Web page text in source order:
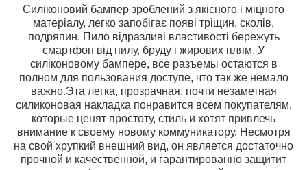
Силіконовий бампер зроблений з якісного і міцного
матеріалу, легко запобігає появі тріщин, сколів,
подряпин. Пило відразливі властивості бережуть
смартфон від пилу, бруду і жирових плям. У
силіконовому бампере, все разъемы остаются в
полном для пользования доступе, что так же немало
важно.Эта легка, прозрачная, почти незаметная
силиконовая накладка понравится всем покупателям,
которые ценят простоту, стиль и хотят привлечь
внимание к своему новому коммуникатору. Несмотря
на свой хрупкий внешний вид, он является достаточно
прочной и качественной, и гарантированно защитит